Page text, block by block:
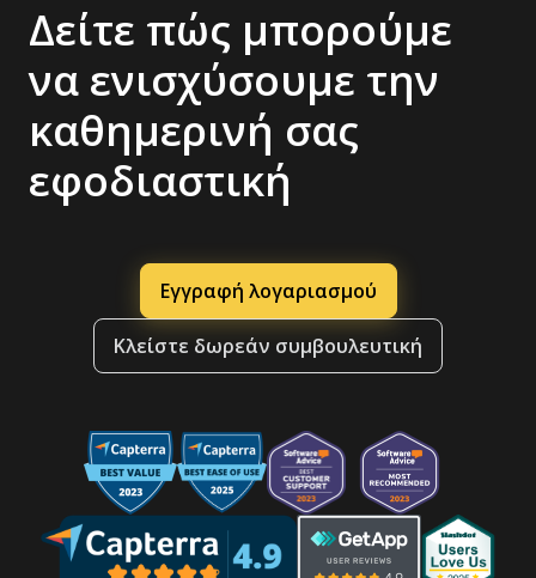
Δείτε πώς μπορούμε
να ενισχύσουμε την
καθημερινή σας
εφοδιαστική
Εγγραφή λογαριασμού
Κλείστε δωρεάν συμβουλευτική